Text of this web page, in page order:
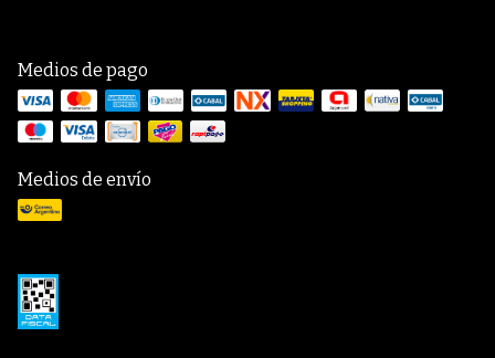
Medios de pago
Medios de envío